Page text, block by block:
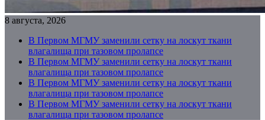
8 августа, 2026
В Первом МГМУ заменили сетку на лоскут ткани
влагалища при тазовом пролапсе
В Первом МГМУ заменили сетку на лоскут ткани
влагалища при тазовом пролапсе
В Первом МГМУ заменили сетку на лоскут ткани
влагалища при тазовом пролапсе
В Первом МГМУ заменили сетку на лоскут ткани
влагалища при тазовом пролапсе